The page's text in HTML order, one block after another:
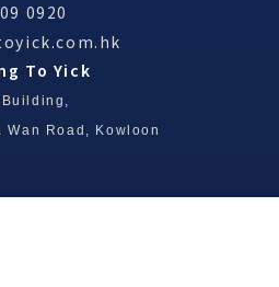
0920
To Yick
Building,
Wan Road, Kowloon